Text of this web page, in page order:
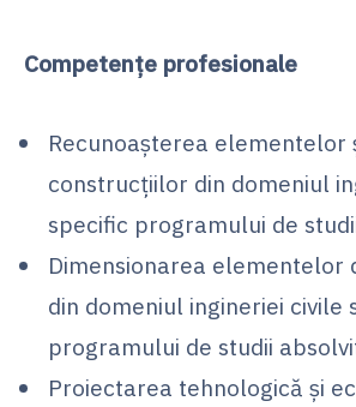
Competenţe profesionale
Recunoaşterea
construcţiilor din domeniul
specific programului de
Dimensionarea elementelor
din domeniul ingineriei civile
programului de studii
Proiectarea tehnologică şi